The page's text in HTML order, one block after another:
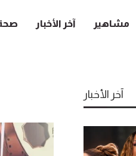
مشاهير آخر الأخبار
آخر الأخبار